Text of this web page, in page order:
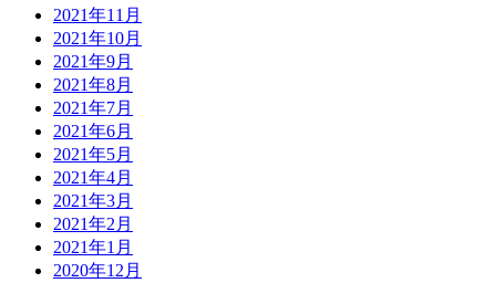
2021年11月
2021年10月
2021年9月
2021年8月
2021年7月
2021年6月
2021年5月
2021年4月
2021年3月
2021年2月
2021年1月
2020年12月